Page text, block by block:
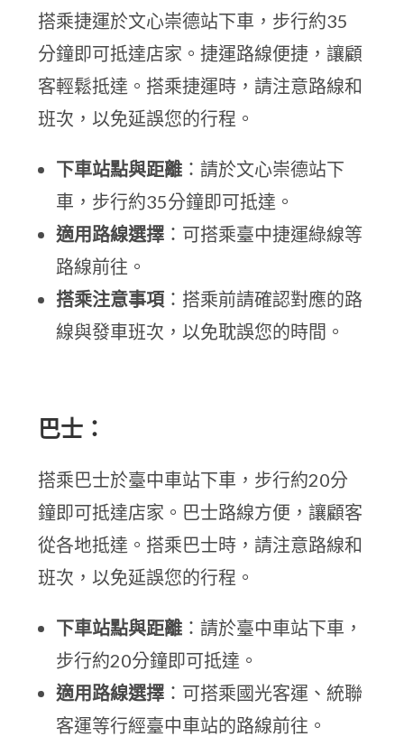
搭乘捷運於文心崇德站下車，步行約35
分鐘即可抵達店家。捷運路線便捷，讓顧
客輕鬆抵達。搭乘捷運時，請注意路線和
班次，以免延誤您的行程。
下車站點與距離 ：請於文心崇德站下
車，步行約35分鐘即可抵達。
適用路線選擇 ：可搭乘臺中捷運綠線等
路線前往。
搭乘注意事項 ：搭乘前請確認對應的路
線與發車班次，以免耽誤您的時間。
巴士：
搭乘巴士於臺中車站下車，步行約20分
鐘即可抵達店家。巴士路線方便，讓顧客
從各地抵達。搭乘巴士時，請注意路線和
班次，以免延誤您的行程。
下車站點與距離 ：請於臺中車站下車，
步行約20分鐘即可抵達。
適用路線選擇 ：可搭乘國光客運、統聯
客運等行經臺中車站的路線前往。